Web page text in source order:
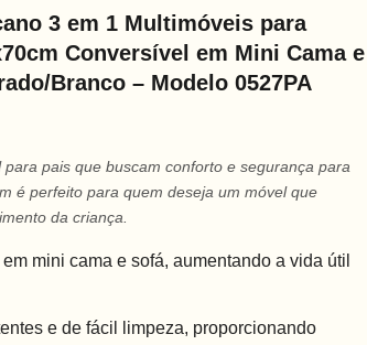
3 em 1 Multimóveis para
Conversível em Mini Cama e
Branco – Modelo 0527PA
para pais que buscam conforto e segurança para
é perfeito para quem deseja um móvel que
da criança.
mini cama e sofá, aumentando a vida útil
e de fácil limpeza, proporcionando